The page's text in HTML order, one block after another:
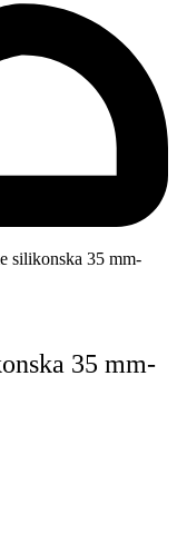
silikonska 35 mm-
35 mm-